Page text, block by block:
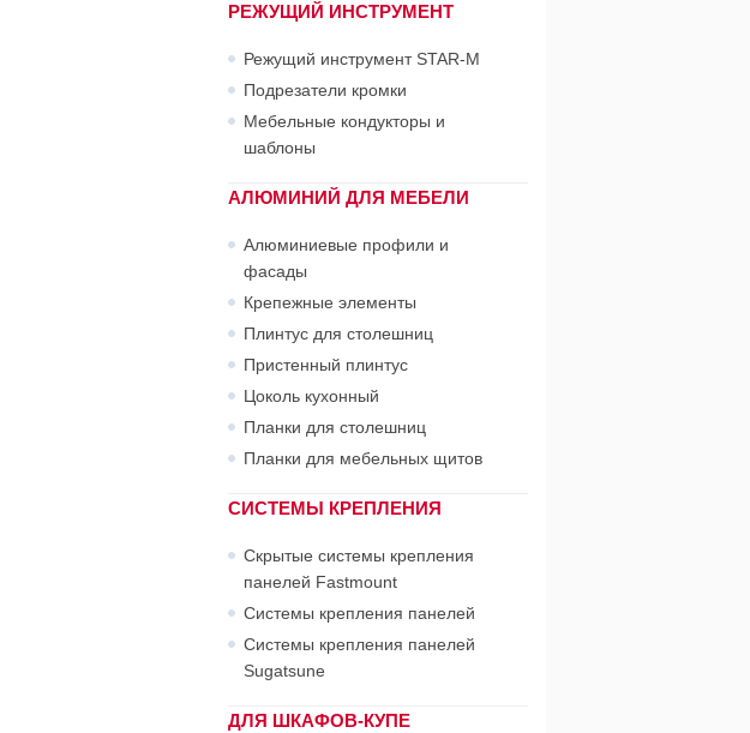
РЕЖУЩИЙ ИНСТРУМЕНТ
Режущий инструмент STAR-М
Подрезатели кромки
Мебельные кондукторы и
шаблоны
АЛЮМИНИЙ ДЛЯ МЕБЕЛИ
Алюминиевые профили и
фасады
Крепежные элементы
Плинтус для столешниц
Пристенный плинтус
Цоколь кухонный
Планки для столешниц
Планки для мебельных щитов
СИСТЕМЫ КРЕПЛЕНИЯ
Скрытые системы крепления
панелей Fastmount
Системы крепления панелей
Системы крепления панелей
Sugatsune
ДЛЯ ШКАФОВ-КУПЕ